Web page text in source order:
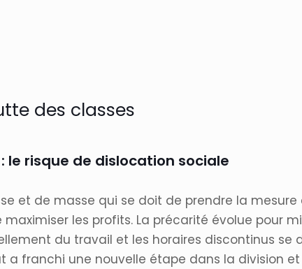
des classes
le risque de dislocation sociale
et de masse qui se doit de prendre la
les profits. La précarité évolue pour
du travail et les horaires discontinus
a franchi une nouvelle étape dans la division